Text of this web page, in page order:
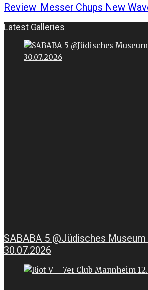
Review: Messer Chups New
Latest Galleries
SABABA 5 @Jüdisches
30.07.2026